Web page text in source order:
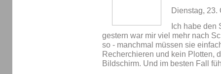
Dienstag, 23.
Ich habe den
gestern war mir viel mehr nach
so - manchmal müssen sie
Recherchieren und kein Plotten,
Bildschirm. Und im besten Fall